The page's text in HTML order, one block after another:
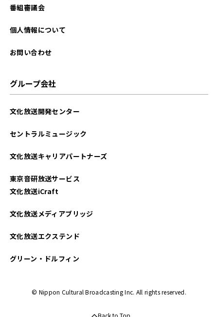
番組審議会
個人情報について
お問い合わせ
グループ会社
文化放送開発センター
セントラルミュージック
文化放送キャリアパートナーズ
東京音研放送サービス
文化放送iCraft
文化放送メディアブリッジ
文化放送エクステンド
グリーン・ドルフィン
© Nippon Cultural Broadcasting Inc. All rights reserved.
Back to Top